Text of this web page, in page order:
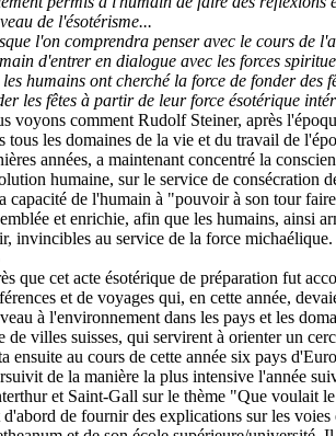
de l'ésotérisme...
l'on comprendra penser avec le cours de
d'entrer en dialogue avec les forces
les humains ont cherché la force de fonder
les fêtes à partir de leur force ésotérique
voyons comment Rudolf Steiner, après
tous les domaines de la vie et du travail de
années, a maintenant concentré la
humaine, sur le service de consécration
capacité de l'humain à "pouvoir à son tour
et enrichie, afin que les humains, ainsi
invincibles au service de la force michaélique.
que cet acte ésotérique de préparation fut
et de voyages qui, en cette année,
à l'environnement dans les pays et les
de villes suisses, qui servirent à orienter un
ensuite au cours de cette année six pays
de la manière la plus intensive l'année
et Saint-Gall sur le thème "Que voulait
d'abord de fournir des explications sur les